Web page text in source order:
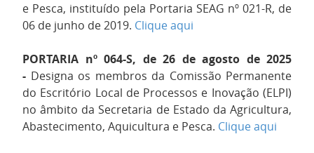
e Pesca, instituído pela Portaria SEAG nº 021-R, de
06 de junho de 2019. Clique aqui
PORTARIA nº 064-S, de 26 de agosto de 2025
- Designa os membros da Comissão Permanente
do Escritório Local de Processos e Inovação (ELPI)
no âmbito da Secretaria de Estado da Agricultura,
Abastecimento, Aquicultura e Pesca. Clique aqui